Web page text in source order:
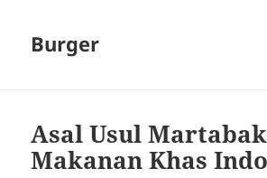
Burger
Asal Usul
Makanan Khas